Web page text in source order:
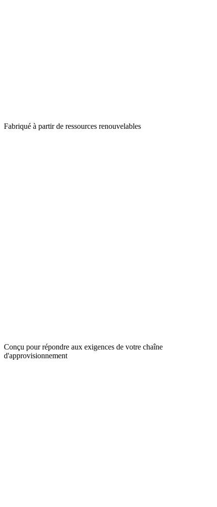
Fabriqué à partir de ressources renouvelables
Conçu pour répondre aux exigences de votre chaîne
d'approvisionnement